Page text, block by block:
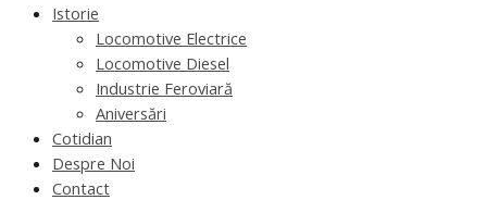
Istorie
Locomotive Electrice
Locomotive Diesel
Industrie Feroviară
Aniversări
Cotidian
Despre Noi
Contact